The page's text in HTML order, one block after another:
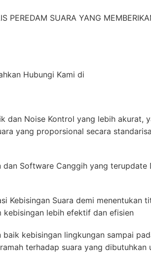
PEREDAM SUARA YANG
Hubungi Kami di
dan Noise Kontrol yang lebih akurat,
yang proporsional secara
dan Software Canggih yang terupdate
Kebisingan Suara demi menentukan
kebisingan lebih efektif dan efisien
kebisingan lingkungan sampai
terhadap suara yang dibutuhkan